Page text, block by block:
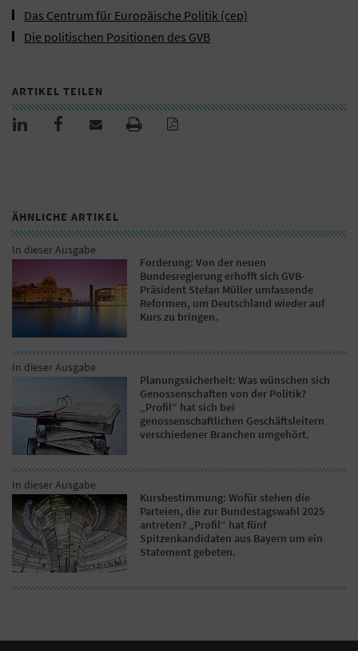
Das Centrum für Europäische Politik (cep)
Die politischen Positionen des GVB
ARTIKEL TEILEN
ÄHNLICHE ARTIKEL
In dieser Ausgabe
Forderung: Von der neuen
Bundesregierung erhofft sich GVB-
Präsident Stefan Müller umfassende
Reformen, um Deutschland wieder auf
Kurs zu bringen.
In dieser Ausgabe
Planungssicherheit: Was wünschen sich
Genossenschaften von der Politik?
„Profil“ hat sich bei
genossenschaftlichen Geschäftsleitern
verschiedener Branchen umgehört.
In dieser Ausgabe
Kursbestimmung: Wofür stehen die
Parteien, die zur Bundestagswahl 2025
antreten? „Profil“ hat fünf
Spitzenkandidaten aus Bayern um ein
Statement gebeten.